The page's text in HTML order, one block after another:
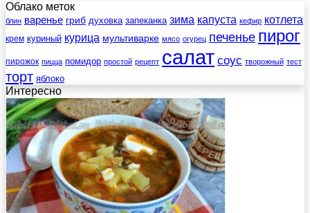
Облако меток
блин варенье гриб духовка запеканка зима капуста кефир котлета
крем куриный курица мультиварке мясо огурец печенье пирог
пирожок пицца помидор простой рецепт салат соус творожный тест
торт яблоко
Интересно